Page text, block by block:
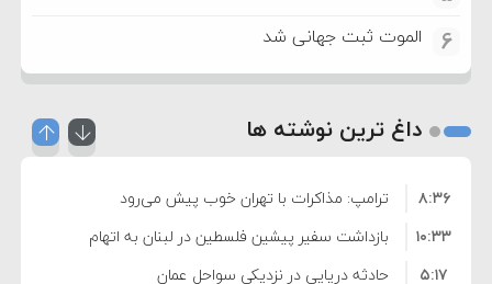
6 الموت ثبت جهانی شد
داغ ترین نوشته ها
ترامپ: مذاکرات با تهران خوب پیش می‌رود
۸:۳۶
بازداشت سفیر پیشین فلسطین در لبنان به اتهام
فساد و اختلاس اموال
۱۰:۳۳
حادثه دریایی در نزدیکی سواحل عمان
۵:۱۷